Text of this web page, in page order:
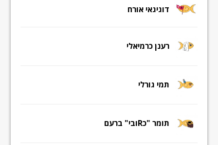
דוגיגאי אורח
רענן כרמיאלי
תמי גורלי
תומר "כRובי" ברעם